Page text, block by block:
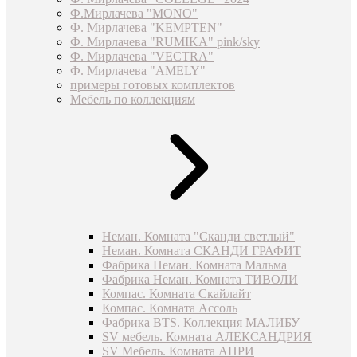
Ф.Мирлачева "MONO"
Ф. Мирлачева "KEMPTEN"
Ф. Мирлачева "RUMIKA" pink/sky
Ф. Мирлачева "VECTRA"
Ф. Мирлачева "AMELY"
примеры готовых комплектов
Мебель по коллекциям
Неман. Комната "Сканди светлый"
Неман. Комната СКАНДИ ГРАФИТ
Фабрика Неман. Комната Мальма
Фабрика Неман. Комната ТИВОЛИ
Компас. Комната Скайлайт
Компас. Комната Ассоль
Фабрика BTS. Коллекция МАЛИБУ
SV мебель. Комната АЛЕКСАНДРИЯ
SV Мебель. Комната АНРИ